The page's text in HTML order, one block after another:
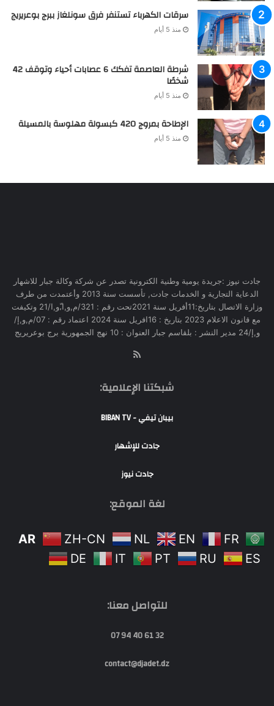
سرقات الكهرباء تستنفر فرق سونلغاز ببرج بوعريريج
منذ 5 أيام
شرطة العاصمة تفكك 6 عصابات أحياء وتوقف 42
شخصًا
منذ 5 أيام
الإطاحة بمروج 420 كبسولة مهلوسة بالمسيلة
منذ 5 أيام
جادت نيوز :جريدة يومية وطنية الكترونية تصدر عن شركة وكالة جبار للاشهار
الدعاية التجارية و الخدمات جادت, تأسست سنة 2013 وأعتمدت من طرف
وزارة الاتصال بتاريخ:11أفريل سنة 2021تحت رقم : 321/م,و,ا,ّو,ا/21 وتكيفت
مع قانون الاعلام 2023 بتاريخ : 16افريل سنة 2024 اعتماد رقم : 07/م,و,إ/
و,إ/24 مدير النشر : بلقاسم جبار العنوان : 10 نهج الجمهورية برج بوعريريج
شبكتنا الإعلامية:
بيبان تيفي - BIBAN TV
جادت للإشهار
جادت نيوز
لغة الموقع:
AR ZH-CN NL EN
FR
DE
IT PT RU ES
للتواصل معنا:
32 61 40 94 07
contact@djadet.dz